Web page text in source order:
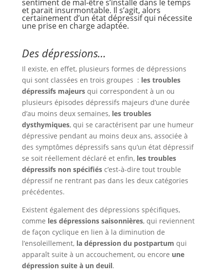
sentiment de mal-être s’installe dans le temps
et parait insurmontable. Il s’agit, alors
certainement d’un état dépressif qui nécessite
une prise en charge adaptée.
Des dépressions…
Il existe, en effet, plusieurs formes de dépressions
qui sont classées en trois groupes : les troubles
dépressifs majeurs qui correspondent à un ou
plusieurs épisodes dépressifs majeurs d’une durée
d’au moins deux semaines, les troubles
dysthymiques, qui se caractérisent par une humeur
dépressive pendant au moins deux ans, associée à
des symptômes dépressifs sans qu’un état dépressif
se soit réellement déclaré et enfin, les troubles
dépressifs non spécifiés c’est-à-dire tout trouble
dépressif ne rentrant pas dans les deux catégories
précédentes.
Existent également des dépressions spécifiques,
comme les dépressions saisonnières, qui reviennent
de façon cyclique en lien à la diminution de
l’ensoleillement, la dépression du postpartum qui
apparaît suite à un accouchement, ou encore une
dépression suite à un deuil.